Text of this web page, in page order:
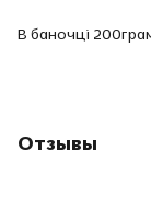
В баночці
Отзывы